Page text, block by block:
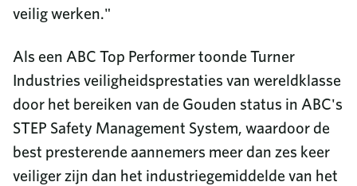
veilig werken."
Als een ABC Top Performer toonde Turner
Industries veiligheidsprestaties van wereldklasse
door het bereiken van de Gouden status in ABC's
STEP Safety Management System, waardoor de
best presterende aannemers meer dan zes keer
veiliger zijn dan het industriegemiddelde van het